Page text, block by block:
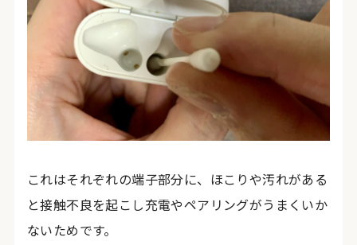
これはそれぞれの端子部分に、ほこりや汚れがある
と接触不良を起こし充電やペアリングがうまくいか
ないためです。